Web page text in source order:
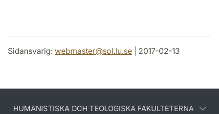
Sidansvarig: webmaster@sol.lu.se | 2017-02-13
HUMANISTISKA OCH TEOLOGISKA FAKULTETERNA